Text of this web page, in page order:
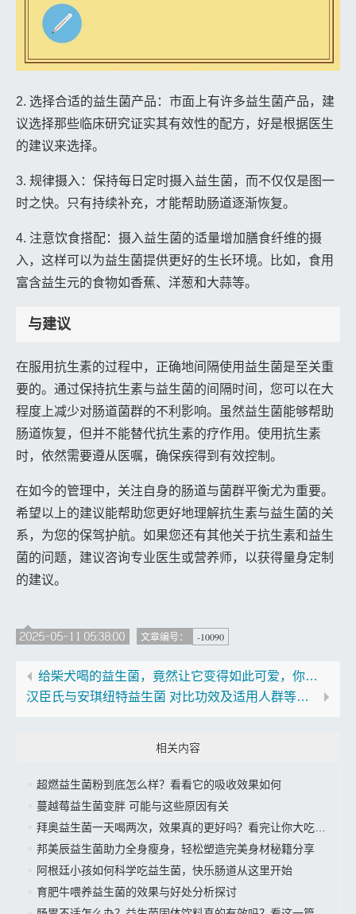
2. 选择合适的益生菌产品：市面上有许多益生菌产品，建
议选择那些临床研究证实其有效性的配方，好是根据医生
的建议来选择。
3. 规律摄入：保持每日定时摄入益生菌，而不仅仅是图一
时之快。只有持续补充，才能帮助肠道逐渐恢复。
4. 注意饮食搭配：摄入益生菌的适量增加膳食纤维的摄
入，这样可以为益生菌提供更好的生长环境。比如，食用
富含益生元的食物如香蕉、洋葱和大蒜等。
与建议
在服用抗生素的过程中，正确地间隔使用益生菌是至关重
要的。通过保持抗生素与益生菌的间隔时间，您可以在大
程度上减少对肠道菌群的不利影响。虽然益生菌能够帮助
肠道恢复，但并不能替代抗生素的疗作用。使用抗生素
时，依然需要遵从医嘱，确保疾得到有效控制。
在如今的管理中，关注自身的肠道与菌群平衡尤为重要。
希望以上的建议能帮助您更好地理解抗生素与益生菌的关
系，为您的保驾护航。如果您还有其他关于抗生素和益生
菌的问题，建议咨询专业医生或营养师，以获得量身定制
的建议。
2025-05-11 05:38:00 文章编号： -10090
给柴犬喝的益生菌，竟然让它变得如此可爱，你猜是什么？
汉臣氏与安琪纽特益生菌 对比功效及适用人群等相关分析
相关内容
超燃益生菌粉到底怎么样？看看它的吸收效果如何
蔓越莓益生菌变胖 可能与这些原因有关
拜奥益生菌一天喝两次，效果真的更好吗？看完让你大吃一惊
邦美辰益生菌助力全身瘦身，轻松塑造完美身材秘籍分享
阿根廷小孩如何科学吃益生菌，快乐肠道从这里开始
育肥牛喂养益生菌的效果与好处分析探讨